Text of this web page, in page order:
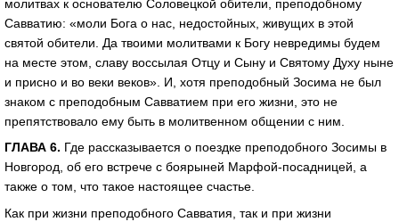
молитвах к основателю Соловецкой обители, преподобному
Савватию: «моли Бога о нас, недостойных, живущих в этой
святой обители. Да твоими молитвами к Богу невредимы будем
на месте этом, славу воссылая Отцу и Сыну и Святому Духу ныне
и присно и во веки веков». И, хотя преподобный Зосима не был
знаком с преподобным Савватием при его жизни, это не
препятствовало ему быть в молитвенном общении с ним.
ГЛАВА 6. Где рассказывается о поездке преподобного Зосимы в
Новгород, об его встрече с боярыней Марфой-посадницей, а
также о том, что такое настоящее счастье.
Как при жизни преподобного Савватия, так и при жизни